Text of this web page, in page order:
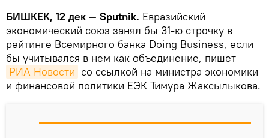
БИШКЕК, 12 дек — Sputnik. Евразийский
экономический союз занял бы 31-ю строчку в
рейтинге Всемирного банка Doing Business, если
бы учитывался в нем как объединение, пишет
РИА Новости со ссылкой на министра экономики
и финансовой политики ЕЭК Тимура Жаксылыкова.